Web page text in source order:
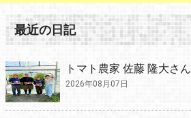
最近の日記
トマト農家 佐藤 隆大さん
2026年08月07日